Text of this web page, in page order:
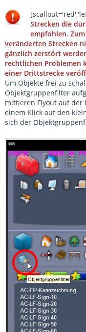
Strecken die
empfohlen.
veränderten Strecken
gänzlich zerstört
rechtlichen Problemen
einer Drittstrecke
Um Objekte frei zu
Objektgruppenfilter
mittleren Flyout auf der
einem Klick auf den
sich der